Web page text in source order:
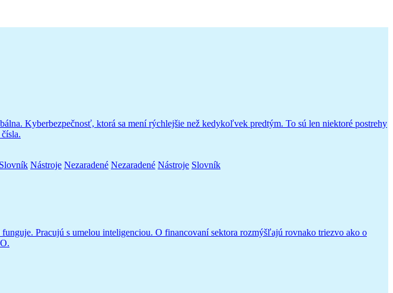
Kyberbezpečnosť, ktorá sa mení rýchlejšie než kedykoľvek predtým. To sú len niektoré postrehy
Slovník Nástroje Nezaradené Nezaradené Nástroje Slovník
Pracujú s umelou inteligenciou. O financovaní sektora rozmýšľajú rovnako triezvo ako o